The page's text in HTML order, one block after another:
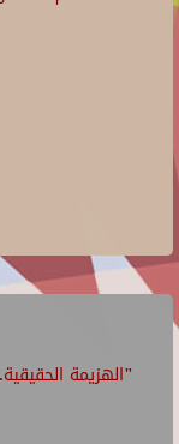
"الهزيمة